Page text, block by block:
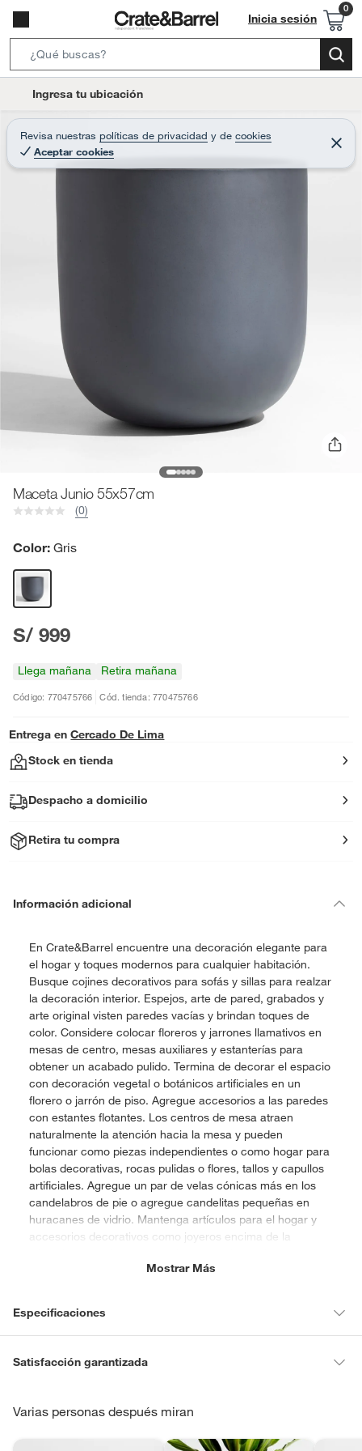
Inicia sesión
e
r
c
t
Ingresa tu ubicación
Revisa nuestras políticas de privacidad y de cookies
Aceptar cookies
C
e
r
Maceta Junio 55x57cm
(0)
Color: Gris
S/ 999
Llega mañana Retira mañana
Código: 770475766 Cód. tienda: 770475766
Entrega en Cercado De Lima
Stock en tienda
Despacho a domicilio
Retira tu compra
Información adicional
En Crate&Barrel encuentre una decoración elegante para
el hogar y toques modernos para cualquier habitación.
Busque cojines decorativos para sofás y sillas para realzar
la decoración interior. Espejos, arte de pared, grabados y
arte original visten paredes vacías y brindan toques de
color. Considere colocar floreros y jarrones llamativos en
mesas de centro, mesas auxiliares y estanterías para
obtener un acabado pulido. Termina de decorar el espacio
con decoración vegetal o botánicos artificiales en un
florero o jarrón de piso. Agregue accesorios a las paredes
con estantes flotantes. Los centros de mesa atraen
naturalmente la atención hacia la mesa y pueden
funcionar como piezas independientes o como hogar para
bolas decorativas, rocas pulidas o flores, tallos y capullos
artificiales. Agregue un par de velas cónicas más en los
candelabros de pie o agregue candelitas pequeñas en
huracanes de vidrio. Mantenga artículos para el hogar y
accesorios decorativos como joyeros encima de la
Mostrar Más
Especificaciones
Tipo de macetero
Material Cemento
Satisfacción garantizada
para hacer una devolución.
Varias personas después miran